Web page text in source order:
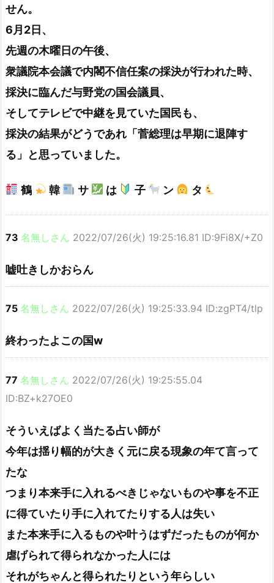
せん。
6月2日、
先週の木曜日の午後、
衆議院本会議で内閣不信任案の採決が行われた時、
採決に臨んだ与野党の国会議員、
そしてテレビで中継を見ていた国民も、
採決の結果がどうであれ「菅総理は早期に退陣す
る」と思っていました。
鶴 韓 サ は 子 ン タ
73 名無しさん 2022/07/26(火) 19:25:16.81 ID:9Fi8X/+Z0
嘘吐きしかおらん
75 名無しさん 2022/07/26(火) 19:25:33.94 ID:zgPT4/tlp
終わったよこの国w
77 名無しさん 2022/07/26(火) 19:25:55.04
ID:BZ+k27OE0
そういえばよく当たる占い師が
今年は揺り幅的が大きく元に戻る現象の年て言って
たな
つまり本来手に入れるべきじゃないものや事を不正
に得ていたり手に入れてたりする人は失い
また本来手に入るものや叶うはずだったものが何か
虐げられて得られなかった人には
それがちゃんと得られたりという年らしい